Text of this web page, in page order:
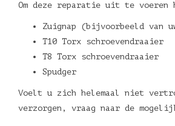
Om deze reparatie uit te
Zuignap (bijvoorbeeld van
T10 Torx schroevendraaier
T8 Torx schroevendraaier
Spudger
Voelt u zich helemaal niet
verzorgen, vraag naar de